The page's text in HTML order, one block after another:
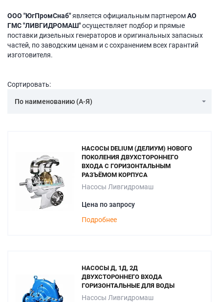
ООО "ЮгПромСнаб"является официальным партнеромАО
ГМС "ЛИВГИДРОМАШ"осуществляет подбор и прямые
поставки дизельных генераторов и оригинальных запасных
частей, по заводским ценам и с сохранением всех гарантий
изготовителя.
Сортировать:
По наименованию (А-Я)
НАСОСЫ DELIUM (ДЕЛИУМ) НОВОГО
ПОКОЛЕНИЯ ДВУХСТОРОННЕГО
ВХОДА С ГОРИЗОНТАЛЬНЫМ
РАЗЪЁМОМ КОРПУСА
Насосы Ливгидромаш
Цена по запросу
Подробнее
НАСОСЫ Д, 1Д, 2Д
ДВУХСТОРОННЕГО ВХОДА
ГОРИЗОНТАЛЬНЫЕ ДЛЯ ВОДЫ
Насосы Ливгидромаш